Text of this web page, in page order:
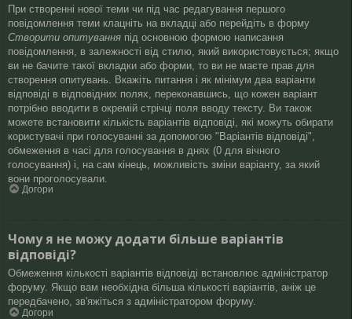
При створенні нової теми чи під час редагування першого
повідомлення теми клацніть на вкладці або перейдіть в форму
Створити опитування під основною формою написання
повідомлення, в залежності від стилю, який використовується; якщо
ви не бачите такої вкладки або форми, то ви не маєте прав для
створення опитувань. Вкажіть питання і як мінімум два варіанти
відповіді в відповідних полях, переконавшись, що кожен варіант
потрібно вводити в окремій стрічці поля вводу тексту. Ви також
можете встановити кількість варіантів відповіді, які можуть обирати
користувачі при голосуванні за допомогою "Варіантів відповіді",
обмеження в часі для голосування в днях (0 для вічного
голосування) і, на сам кінець, можливість зміни варіанту, за який
вони проголосували.
Догори
Чому я не можу додати більше варіантів
відповіді?
Обмеження кількості варіантів відповіді встановлює адміністратор
форуму. Якщо вам необхідна більша кількості варіантів, аніж це
передбачено, зв'яжіться з адміністратором форуму.
Догори